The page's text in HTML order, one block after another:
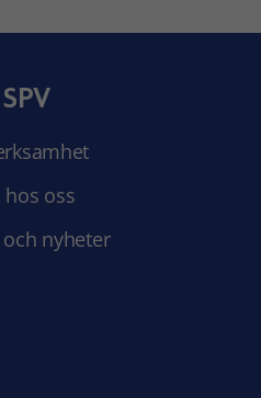
hos oss
och nyheter